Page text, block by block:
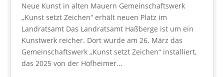
Neue Kunst in alten Mauern Gemeinschaftswerk
„Kunst setzt Zeichen“ erhält neuen Platz im
Landratsamt Das Landratsamt Haßberge ist um ein
Kunstwerk reicher. Dort wurde am 26. März das
Gemeinschaftswerk „Kunst setzt Zeichen“ installiert,
das 2025 von der Hofheimer...